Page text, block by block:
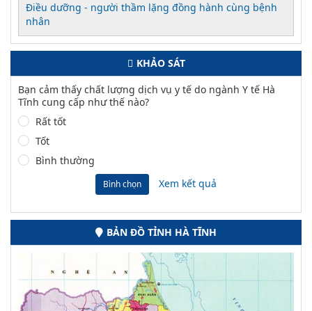
Điều dưỡng - người thầm lặng đồng hành cùng bệnh
nhân
KHẢO SÁT
Bạn cảm thấy chất lượng dịch vụ y tế do ngành Y tế Hà
Tĩnh cung cấp như thế nào?
Rất tốt
Tốt
Bình thường
Bình chọn Xem kết quả
BẢN ĐỒ TỈNH HÀ TĨNH